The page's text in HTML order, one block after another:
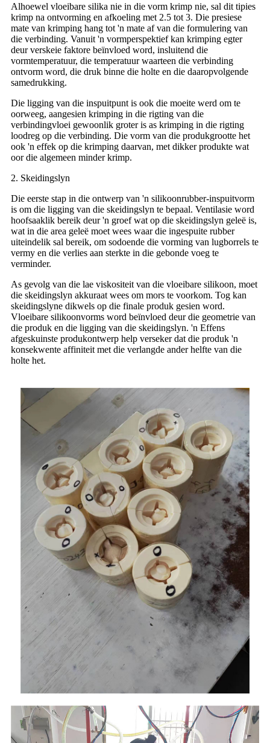
Alhoewel vloeibare silika nie in die vorm krimp nie, sal dit tipies
krimp na ontvorming en afkoeling met 2.5 tot 3. Die presiese
mate van krimping hang tot 'n mate af van die formulering van
die verbinding. Vanuit 'n vormperspektief kan krimping egter
deur verskeie faktore beïnvloed word, insluitend die
vormtemperatuur, die temperatuur waarteen die verbinding
ontvorm word, die druk binne die holte en die daaropvolgende
samedrukking.
Die ligging van die inspuitpunt is ook die moeite werd om te
oorweeg, aangesien krimping in die rigting van die
verbindingvloei gewoonlik groter is as krimping in die rigting
loodreg op die verbinding. Die vorm van die produkgrootte het
ook 'n effek op die krimping daarvan, met dikker produkte wat
oor die algemeen minder krimp.
2. Skeidingslyn
Die eerste stap in die ontwerp van 'n silikoonrubber-inspuitvorm
is om die ligging van die skeidingslyn te bepaal. Ventilasie word
hoofsaaklik bereik deur 'n groef wat op die skeidingslyn geleë is,
wat in die area geleë moet wees waar die ingespuite rubber
uiteindelik sal bereik, om sodoende die vorming van lugborrels te
vermy en die verlies aan sterkte in die gebonde voeg te
verminder.
As gevolg van die lae viskositeit van die vloeibare silikoon, moet
die skeidingslyn akkuraat wees om mors te voorkom. Tog kan
skeidingslyne dikwels op die finale produk gesien word.
Vloeibare silikoonvorms word beïnvloed deur die geometrie van
die produk en die ligging van die skeidingslyn. 'n Effens
afgeskuinste produkontwerp help verseker dat die produk 'n
konsekwente affiniteit met die verlangde ander helfte van die
holte het.